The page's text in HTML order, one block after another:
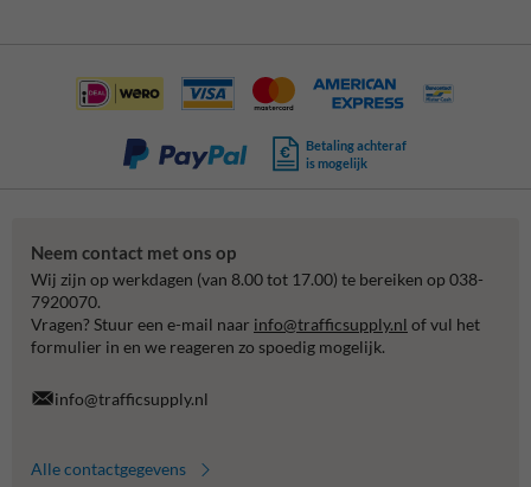
Betaling achteraf
is mogelijk
Neem contact met ons op
Wij zijn op werkdagen (van 8.00 tot 17.00) te bereiken op 038-
7920070.
Vragen? Stuur een e-mail naar info@trafficsupply.nl of vul het
formulier in en we reageren zo spoedig mogelijk.
info@trafficsupply.nl
Alle contactgegevens